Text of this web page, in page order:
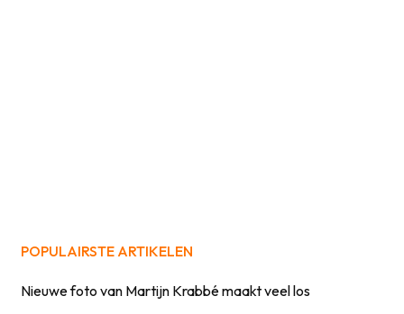
POPULAIRSTE ARTIKELEN
Nieuwe foto van Martijn Krabbé maakt veel los